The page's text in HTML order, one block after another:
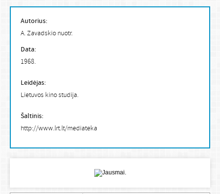
Autorius:
A. Zavadskio nuotr.
Data:
1968.
Leidėjas:
Lietuvos kino studija.
Šaltinis:
http://www.lrt.lt/mediateka